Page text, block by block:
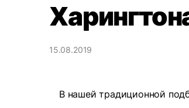
15.08.2019
В нашей традиционной